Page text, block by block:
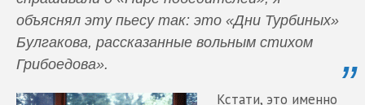
объяснял эту пьесу так: это «Дни Турбиных»
Булгакова, рассказанные вольным стихом
Грибоедова».
Кстати, это именно